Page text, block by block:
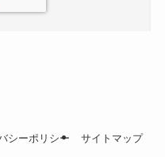
シーポリシー サイトマップ